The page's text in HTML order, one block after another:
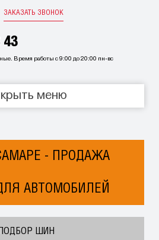
ЗАКАЗАТЬ ЗВОНОК
43
Время работы с 9:00 до 20:00 пн-вс
меню
- ПРОДАЖА
АВТОМОБИЛЕЙ
ПОДБОР ШИН